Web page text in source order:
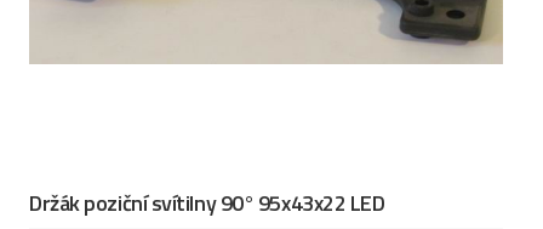
Držák poziční svítilny 90° 95x43x22 LED